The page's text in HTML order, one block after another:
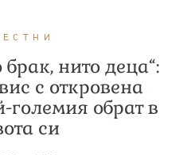
нито деца“:
с откровена
големия обрат в
си